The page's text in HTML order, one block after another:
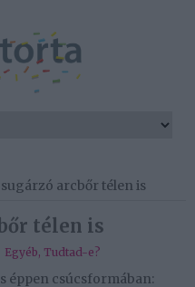
sugárzó arcbőr télen is
télen is
Egyéb, Tudtad-e?
éppen csúcsformában: